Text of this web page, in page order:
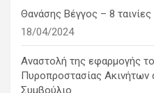
Θανάσης Βέγγος – 8
18/04/2024
Αναστολή της εφαρμογής
Πυροπροστασίας Ακινήτων
Συμβούλιο